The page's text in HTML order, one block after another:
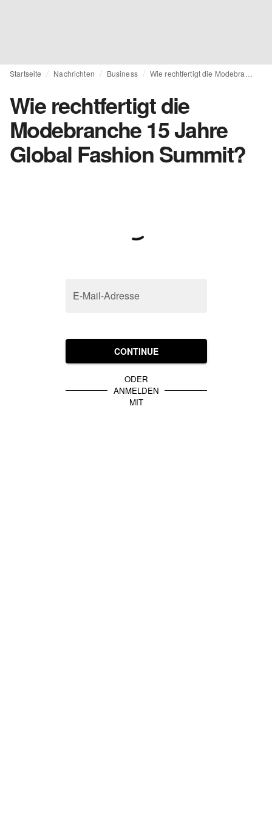
Startseite Nachrichten Business
Wie rechtfertigt die
Modebranche 15 Jahre
Global Fashion Summit?
E-Mail-Adresse
CONTINUE
ODER
ANMELDEN
MIT